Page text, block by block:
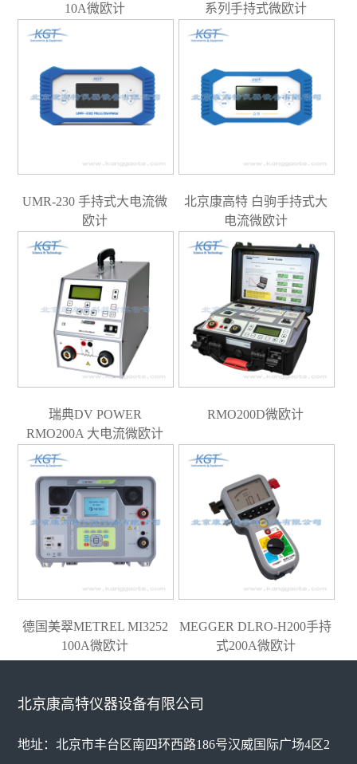
10A微欧计
系列手持式微欧计
UMR-230 手持式大电流微
欧计
北京康高特 白驹手持式大
电流微欧计
瑞典DV POWER
RMO200A 大电流微欧计
RMO200D微欧计
德国美翠METREL MI3252
100A微欧计
MEGGER DLRO-H200手持
式200A微欧计
北京康高特仪器设备有限公司
地址：北京市丰台区南四环西路186号汉威国际广场4区2